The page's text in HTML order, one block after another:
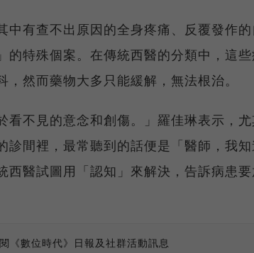
中有查不出原因的全身疼痛、反覆發作
的特殊個案。在傳統西醫的分類中，這
然而藥物大多只能緩解，無法根治。
看不見的意念和創傷。」羅佳琳表示，
診間裡，最常聽到的話便是「醫師，我
西醫試圖用「認知」來解決，告訴病患
《數位時代》日報及社群活動訊息